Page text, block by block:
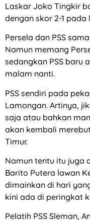
Laskar Joko Tingkir
dengan skor 2-1 pada
Persela dan PSS
Namun memang
sedangkan PSS baru
malam nanti.
PSS sendiri pada
Lamongan. Artinya,
saja atau bahkan
akan kembali
Timur.
Namun tentu itu juga
Barito Putera lawan
dimainkan di hari
kini ada di peringkat
Pelatih PSS Sleman,